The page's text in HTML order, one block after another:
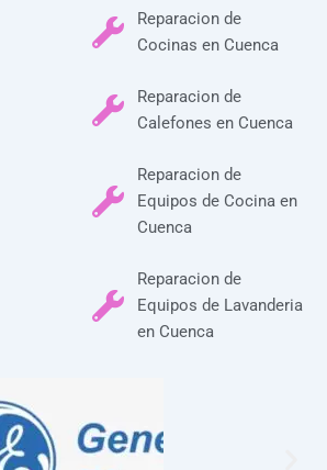
Reparacion de
Cocinas en Cuenca
Reparacion de
Calefones en Cuenca
Reparacion de
Equipos de Cocina en
Cuenca
Reparacion de
Equipos de Lavanderia
en Cuenca